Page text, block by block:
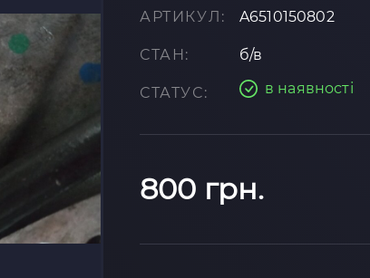
АРТИКУЛ: A6510150802
СТАН: б/в
СТАТУС: в наявності
800 грн.